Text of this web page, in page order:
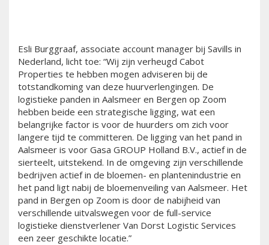
Esli Burggraaf, associate account manager bij Savills in
Nederland, licht toe: “Wij zijn verheugd Cabot
Properties te hebben mogen adviseren bij de
totstandkoming van deze huurverlengingen. De
logistieke panden in Aalsmeer en Bergen op Zoom
hebben beide een strategische ligging, wat een
belangrijke factor is voor de huurders om zich voor
langere tijd te committeren. De ligging van het pand in
Aalsmeer is voor Gasa GROUP Holland B.V., actief in de
sierteelt, uitstekend. In de omgeving zijn verschillende
bedrijven actief in de bloemen- en plantenindustrie en
het pand ligt nabij de bloemenveiling van Aalsmeer. Het
pand in Bergen op Zoom is door de nabijheid van
verschillende uitvalswegen voor de full-service
logistieke dienstverlener Van Dorst Logistic Services
een zeer geschikte locatie.”